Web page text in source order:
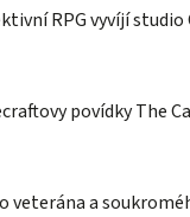
RPG vyvíjí studio
povídky The
veterána a